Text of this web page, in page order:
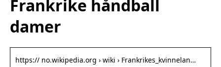
Frankrike håndball
damer
https:// no.wikipedia.org › wiki › Frankrikes_kvinnelan…